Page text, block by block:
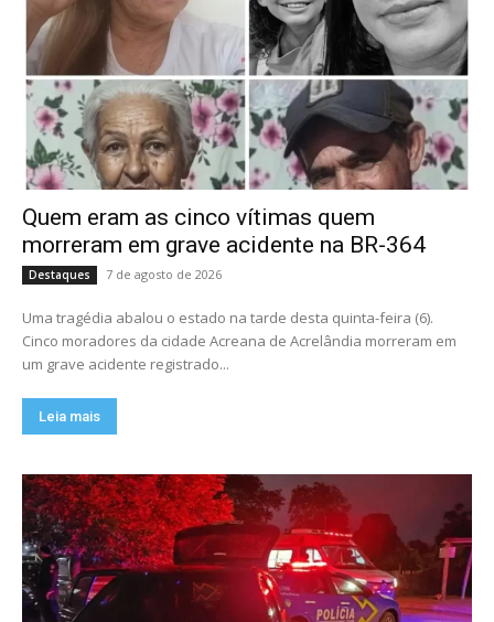
Quem eram as cinco vítimas quem
morreram em grave acidente na BR-364
Destaques 7 de agosto de 2026
Uma tragédia abalou o estado na tarde desta quinta-feira (6).
Cinco moradores da cidade Acreana de Acrelândia morreram em
um grave acidente registrado...
Leia mais